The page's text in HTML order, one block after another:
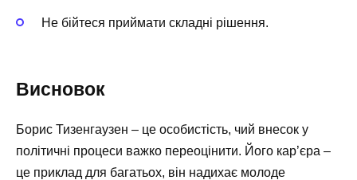
Не бійтеся приймати складні рішення.
Висновок
Борис Тизенгаузен – це особистість, чий внесок у
політичні процеси важко переоцінити. Його кар’єра –
це приклад для багатьох, він надихає молоде